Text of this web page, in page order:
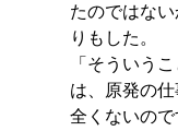
たのではな
りもした。
「そういう
は、原発の
全くないの